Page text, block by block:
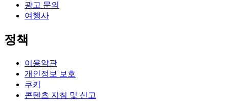
광고 문의
여행사
정책
이용약관
개인정보 보호
쿠키
콘텐츠 지침 및 신고